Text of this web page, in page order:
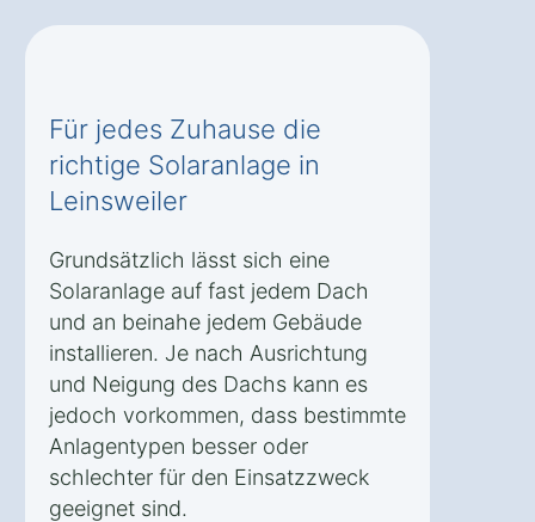
Für jedes Zuhause die
richtige Solaranlage in
Leinsweiler
Grundsätzlich lässt sich eine
Solaranlage auf fast jedem Dach
und an beinahe jedem Gebäude
installieren. Je nach Ausrichtung
und Neigung des Dachs kann es
jedoch vorkommen, dass bestimmte
Anlagentypen besser oder
schlechter für den Einsatzzweck
geeignet sind.